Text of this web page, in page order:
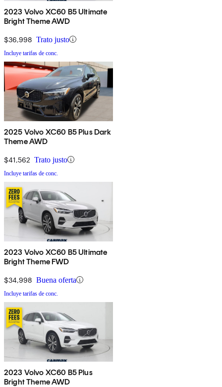
2023 Volvo XC60 B5 Ultimate
Bright Theme AWD
$36,998 Trato justo
Incluye tarifas de conc.
2025 Volvo XC60 B5 Plus Dark
Theme AWD
$41,562 Trato justo
Incluye tarifas de conc.
2023 Volvo XC60 B5 Ultimate
Bright Theme FWD
$34,998 Buena oferta
Incluye tarifas de conc.
2023 Volvo XC60 B5 Plus
Bright Theme AWD